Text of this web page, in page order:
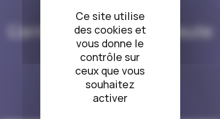
Ce site utilise
des cookies et
vous donne le
contrôle sur
ceux que vous
souhaitez
activer
L’ARRÊT DU JOUR
L’arrêt du jour #166 Faute
grossière
27/09/2019